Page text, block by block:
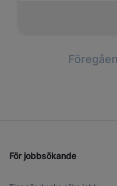
För jobbsökande